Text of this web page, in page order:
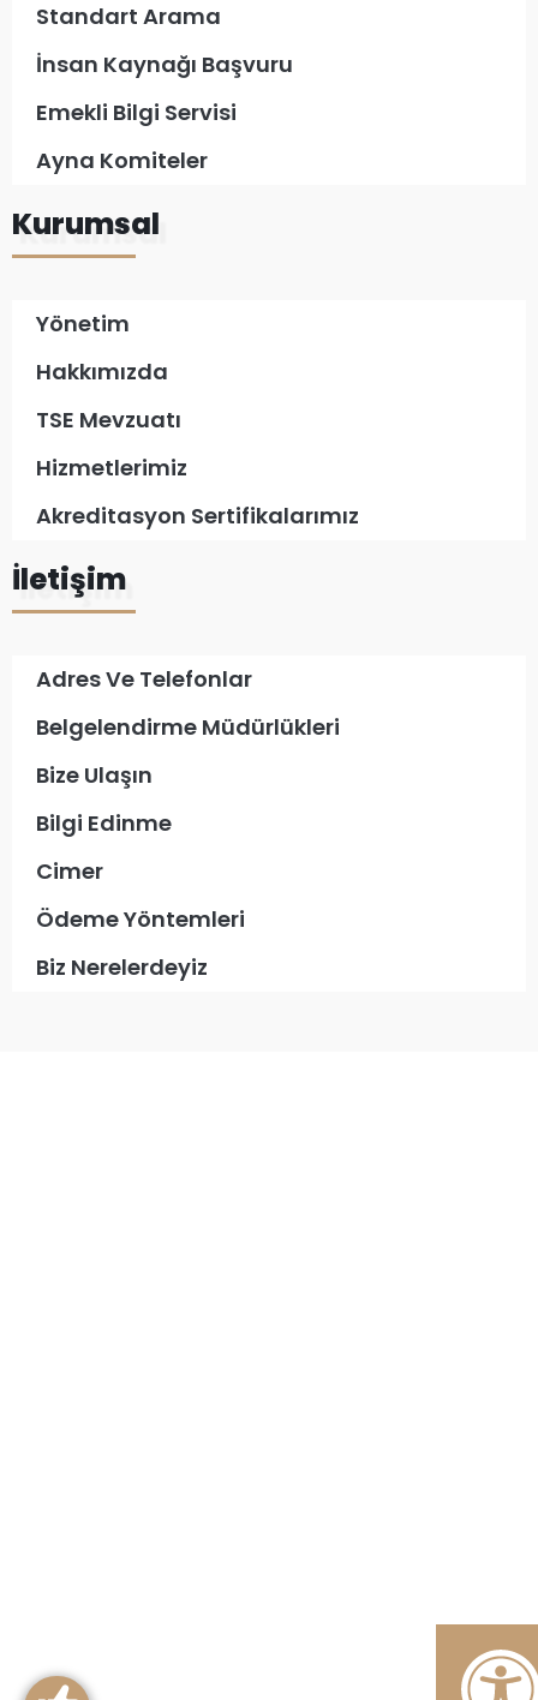
Standart Arama
İnsan Kaynağı Başvuru
Emekli Bilgi Servisi
Ayna Komiteler
Kurumsal
Yönetim
Hakkımızda
TSE Mevzuatı
Hizmetlerimiz
Akreditasyon Sertifikalarımız
İletişim
Adres Ve Telefonlar
Belgelendirme Müdürlükleri
Bize Ulaşın
Bilgi Edinme
Cimer
Ödeme Yöntemleri
Biz Nerelerdeyiz